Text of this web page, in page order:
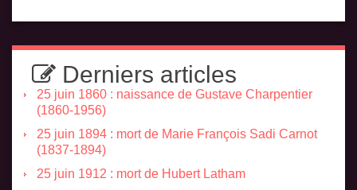
Derniers articles
25 juin 1860 : naissance de Gustave Charpentier
(1860-1956)
25 juin 1894 : mort de Marie François Sadi Carnot
(1837-1894)
25 juin 1912 : mort de Hubert Latham